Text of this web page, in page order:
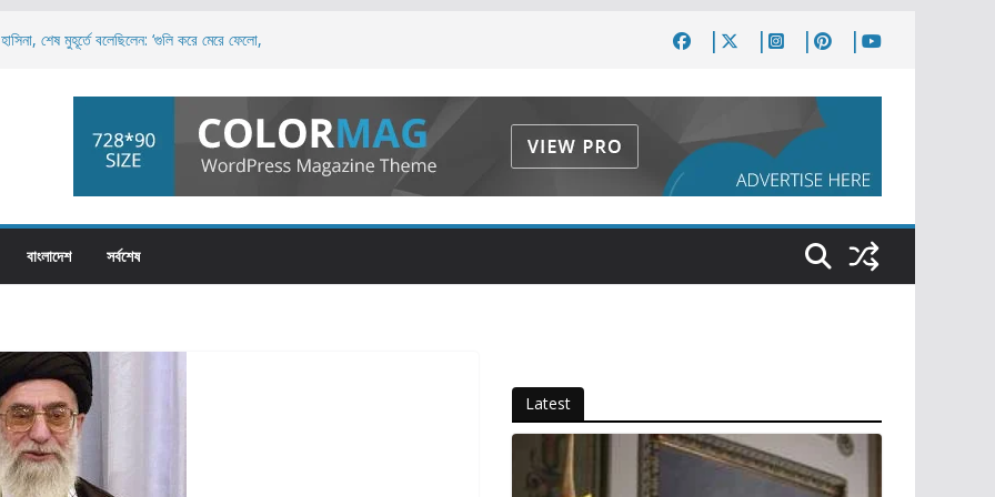
শেষ মুহূর্তে বলেছিলেন: ‘গুলি করে মেরে ফেলো,
বিস্তারের চেষ্টা চলছে: নাহিদ ইসলাম
তাসনিম জারা: ‘জনগণের সেবক হিসেবে দায়িত্বশীল
বাংলাদেশ সর্বশেষ
Latest